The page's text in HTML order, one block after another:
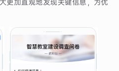
更加直观地发现关键信息，为优